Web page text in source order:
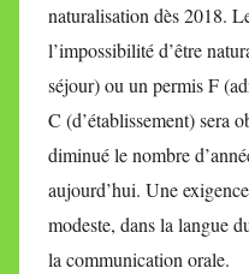
t
e
naturalisation dès 2018.
l’impossibilité d’être
séjour) ou un permis F
C (d’établissement) sera
diminué le nombre
aujourd’hui. Une
modeste, dans la langue
la communication orale.